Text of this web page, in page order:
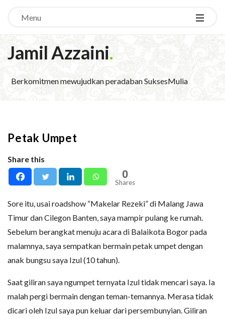
Menu
Jamil Azzaini.
Berkomitmen mewujudkan peradaban SuksesMulia
Petak Umpet
Share this
0
Shares
Sore itu, usai roadshow “Makelar Rezeki” di Malang Jawa
Timur dan Cilegon Banten, saya mampir pulang ke rumah.
Sebelum berangkat menuju acara di Balaikota Bogor pada
malamnya, saya sempatkan bermain petak umpet dengan
anak bungsu saya Izul (10 tahun).
Saat giliran saya ngumpet ternyata Izul tidak mencari saya. Ia
malah pergi bermain dengan teman-temannya. Merasa tidak
dicari oleh Izul saya pun keluar dari persembunyian. Giliran